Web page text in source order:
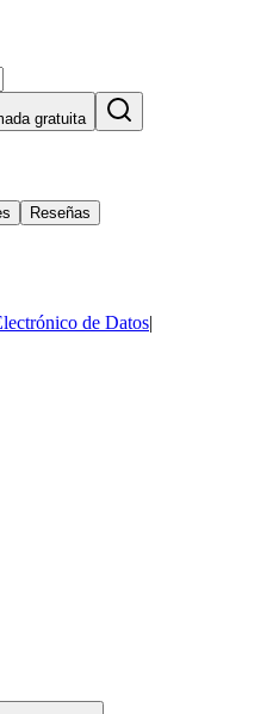
gratuita
Reseñas
de Datos|